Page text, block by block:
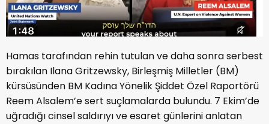
Hamas tarafından rehin tutulan ve daha sonra serbest
bırakılan Ilana Gritzewsky, Birleşmiş Milletler (BM)
kürsüsünden BM Kadına Yönelik Şiddet Özel Raportörü
Reem Alsalem’e sert suçlamalarda bulundu. 7 Ekim’de
uğradığı cinsel saldırıyı ve esaret günlerini anlatan